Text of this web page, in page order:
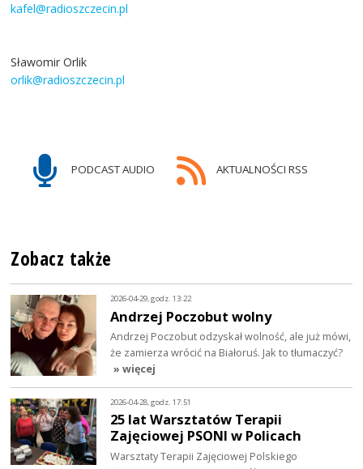
kafel@radioszczecin.pl
Sławomir Orlik
orlik@radioszczecin.pl
PODCAST AUDIO AKTUALNOŚCI RSS
Zobacz także
2026-04-29, godz. 13:22
Andrzej Poczobut wolny
Andrzej Poczobut odzyskał wolność, ale już mówi,
że zamierza wrócić na Białoruś. Jak to tłumaczyć?
» więcej
2026-04-28, godz. 17:51
25 lat Warsztatów Terapii
Zajęciowej PSONI w Policach
Warsztaty Terapii Zajęciowej Polskiego